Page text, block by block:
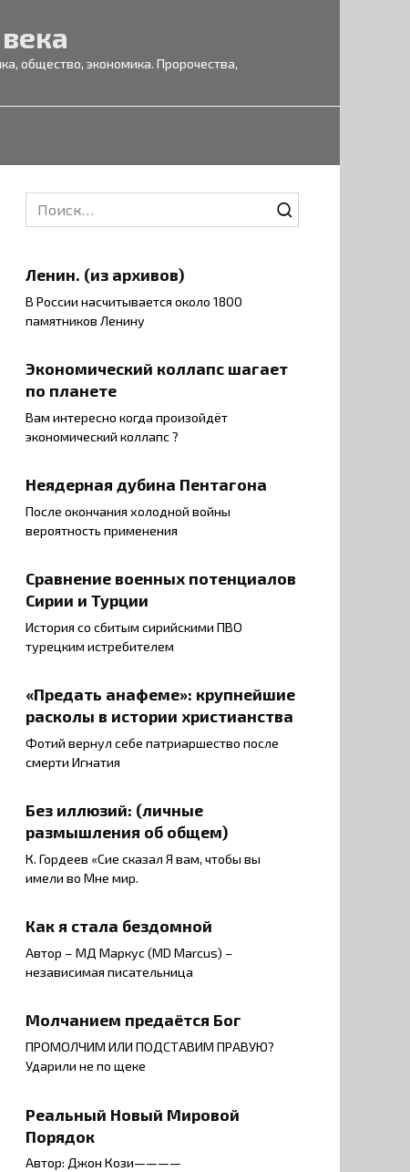
общество, экономика. Пророчества,
Search
for:
Ленин. (из архивов)
В России насчитывается около 1800
памятников Ленину
Экономический коллапс шагает
по планете
Вам интересно когда произойдёт
экономический коллапс ?
Неядерная дубина Пентагона
После окончания холодной войны
вероятность применения
Сравнение военных потенциалов
Сирии и Турции
История со сбитым сирийскими ПВО
турецким истребителем
«Предать анафеме»: крупнейшие
расколы в истории христианства
Фотий вернул себе патриаршество после
смерти Игнатия
Без иллюзий: (личные
размышления об общем)
К. Гордеев «Сие сказал Я вам, чтобы вы
имели во Мне мир.
Как я стала бездомной
Автор – МД Маркус (MD Marcus) –
независимая писательница
Молчанием предаётся Бог
ПРОМОЛЧИМ ИЛИ ПОДСТАВИМ ПРАВУЮ?
Ударили не по щеке
Реальный Новый Мировой
Порядок
Автор: Джон Кози————